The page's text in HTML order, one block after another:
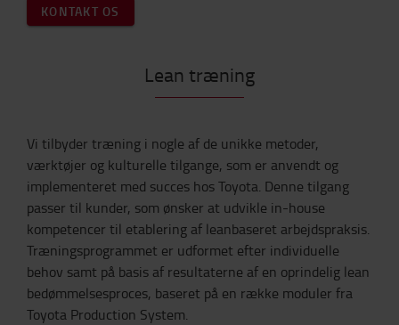
KONTAKT OS
Lean træning
Vi tilbyder træning i nogle af de unikke metoder,
værktøjer og kulturelle tilgange, som er anvendt og
implementeret med succes hos Toyota. Denne tilgang
passer til kunder, som ønsker at udvikle in-house
kompetencer til etablering af leanbaseret arbejdspraksis.
Træningsprogrammet er udformet efter individuelle
behov samt på basis af resultaterne af en oprindelig lean
bedømmelsesproces, baseret på en række moduler fra
Toyota Production System.